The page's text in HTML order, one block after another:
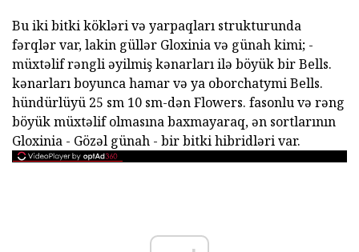
Bu iki bitki kökləri və yarpaqları strukturunda
fərqlər var, lakin güllər Gloxinia və günah kimi; -
müxtəlif rəngli əyilmiş kənarları ilə böyük bir Bells.
kənarları boyunca hamar və ya oborchatymi Bells.
hündürlüyü 25 sm 10 sm-dən Flowers. fasonlu və rəng
böyük müxtəlif olmasına baxmayaraq, ən sortlarının
Gloxinia - Gözəl günah - bir bitki hibridləri var.